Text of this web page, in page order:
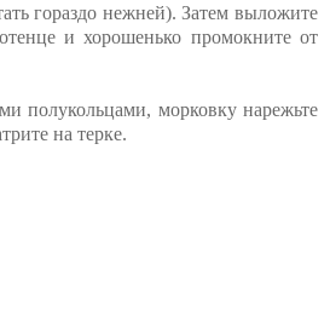
гораздо нежней). Затем выложите
и хорошенько промокните от
полукольцами, морковку нарежьте
на терке.